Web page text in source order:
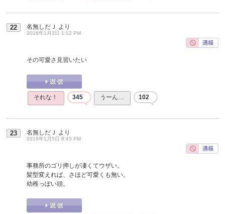
22 名無しだＪ より
2016年1月3日 1:12 PM
その可愛さ見習いたい
それな！ 345 うーん… 102
23 名無しだＪ より
2016年1月5日 8:45 PM
事務所のゴリ押しが凄くてウザい。
髪型変えれば、さほど可愛くも無い。
幼稚っぽい頭。